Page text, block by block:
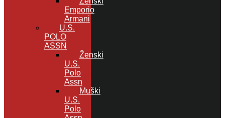
Emporio
Armani
U.S.
POLO
ASSN
Ženski
U.S.
Polo
Assn
Muški
U.S.
Polo